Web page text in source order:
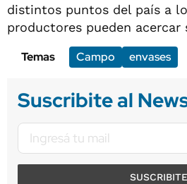
distintos puntos del país a
productores pueden acercar
Temas
Campo envases
Suscribite al
SUSCRIBITE